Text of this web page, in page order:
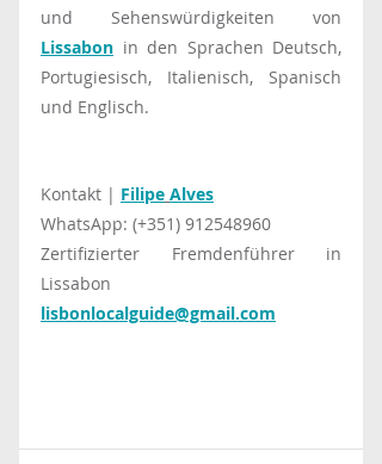
Lissabon in den Sprachen Deutsch,
Portugiesisch, Italienisch, Spanisch
und Englisch.
Kontakt | Filipe Alves
WhatsApp: (+351) 912548960
Zertifizierter Fremdenführer in
Lissabon
lisbonlocalguide@gmail.com